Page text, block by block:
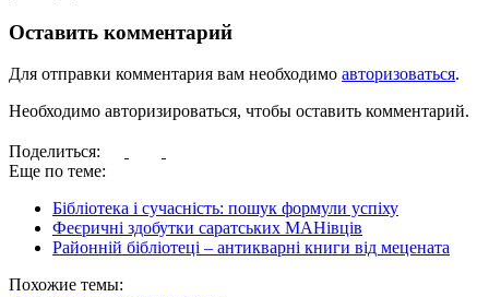
Оставить комментарий
Для отправки комментария вам необходимо авторизоваться.
Необходимо авторизироваться, чтобы оставить комментарий.
Поделиться:
Еще по теме:
Бібліотека і сучасність: пошук формули успіху
Феєричні здобутки саратських МАНівців
Районній бібліотеці – антикварні книги від мецената
Похожие темы: